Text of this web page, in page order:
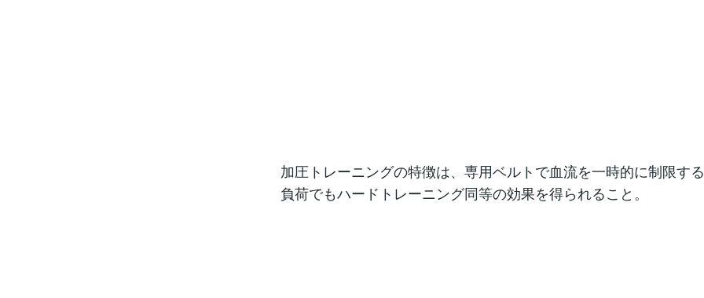
加圧トレーニングの特徴は、専用ベルトで血流を一時的に制限す
負荷でもハードトレーニング同等の効果を得られること。